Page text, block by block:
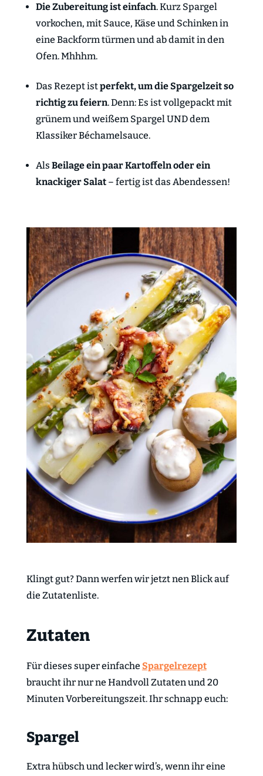
Die Zubereitung ist einfach. Kurz Spargel
vorkochen, mit Sauce, Käse und Schinken in
eine Backform türmen und ab damit in den
Ofen. Mhhhm.
Das Rezept istperfekt, um die Spargelzeit so
richtig zu feiern. Denn: Es ist vollgepackt mit
grünem und weißem Spargel UND dem
Klassiker Béchamelsauce.
Als Beilage ein paar Kartoffeln oder ein
knackiger Salat– fertig ist das Abendessen!
Klingt gut? Dann werfen wir jetzt nen Blick auf
die Zutatenliste.
Zutaten
Für dieses super einfache Spargelrezept
braucht ihr nur ne Handvoll Zutaten und 20
Minuten Vorbereitungszeit. Ihr schnapp euch:
Spargel
Extra hübsch und lecker wird’s, wenn ihr eine